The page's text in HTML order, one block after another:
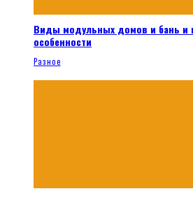
Виды модульных домов и бань и
особенности
Разное